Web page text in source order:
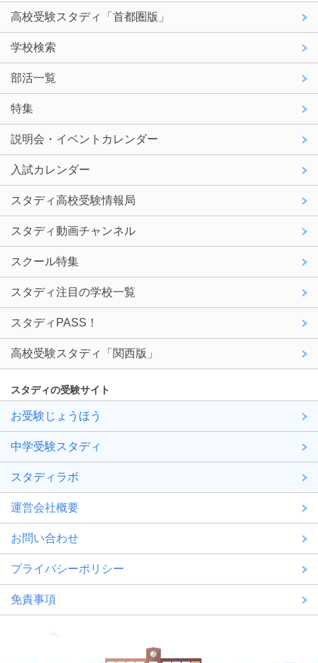
高校受験スタディ「首都圏版」
学校検索
部活一覧
特集
説明会・イベントカレンダー
入試カレンダー
スタディ高校受験情報局
スタディ動画チャンネル
スクール特集
スタディ注目の学校一覧
スタディPASS！
高校受験スタディ「関西版」
スタディの受験サイト
お受験じょうほう
中学受験スタディ
スタディラボ
運営会社概要
お問い合わせ
プライバシーポリシー
免責事項